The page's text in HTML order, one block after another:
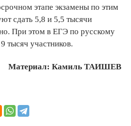
этапе экзамены по этим
сдать 5,8 и 5,5 тысячи
При этом в ЕГЭ по русскому
тысяч участников.
Материал: Камиль ТАИШЕВ